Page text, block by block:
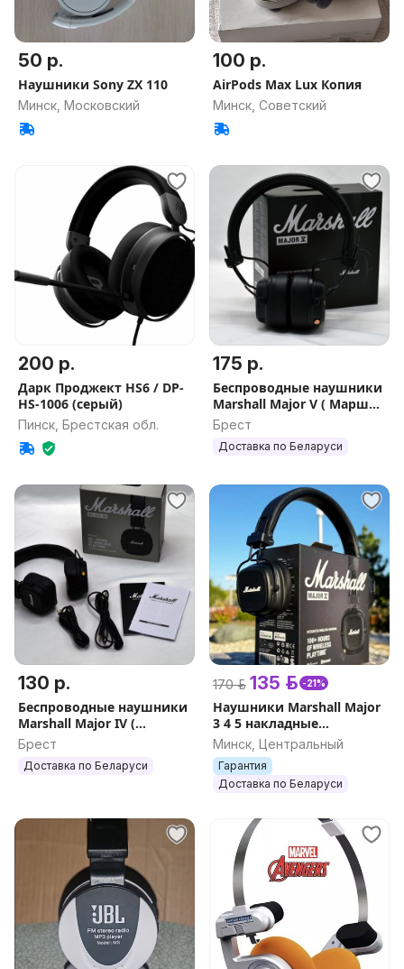
50 р.
Наушники Sony ZX 110
Минск, Московский
100 р.
AirPods Max Lux Копия
Минск, Советский
200 р.
Дарк Проджект HS6 / DP-
HS-1006 (серый)
Пинск, Брестская обл.
175 р.
Беспроводные наушники
Marshall Major V ( Маршал
5 )
Брест
Доставка по Беларуси
130 р.
Беспроводные наушники
Marshall Major IV (
Маршал 4 )
Брест
Доставка по Беларуси
170 р. 135 р. -21%
Наушники Marshall Major
3 4 5 накладные
беспроводные
(Наушники Маршал
Мажор III, IV, V копия)
Минск, Центральный
Гарантия
Доставка по Беларуси